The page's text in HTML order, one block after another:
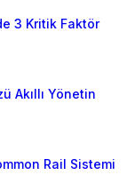
3 Kritik Faktör
Akıllı Yönetin
Rail Sistemi